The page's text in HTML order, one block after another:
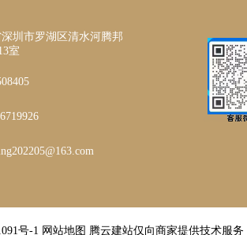
圳市罗湖区清水河腾邦
室
号-1 网站地图 腾云建站仅向商家提供技术服务